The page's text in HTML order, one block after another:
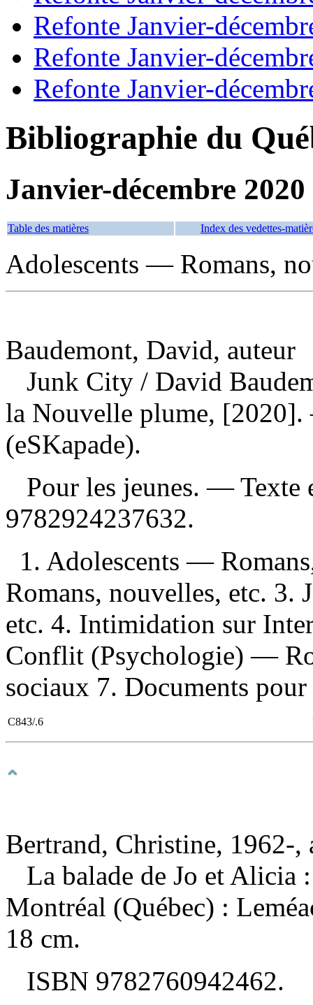
Refonte Janvier-
Refonte Janvier-
Refonte Janvier-
Bibliographie du
Janvier-décembre 2020
Table des matières Index des vedettes-
Adolescents — Romans,
Baudemont, David, auteur
Junk City / David
la Nouvelle plume,
(eSKapade).
Pour les jeunes. —
9782924237632.
1. Adolescents —
Romans, nouvelles, etc.
etc. 4. Intimidation sur
Conflit (Psychologie) —
sociaux 7. Documents
C843/.6
Bertrand, Christine, 1962-,
La balade de Jo et Alicia
Montréal (Québec) :
18 cm.
ISBN 9782760942462.